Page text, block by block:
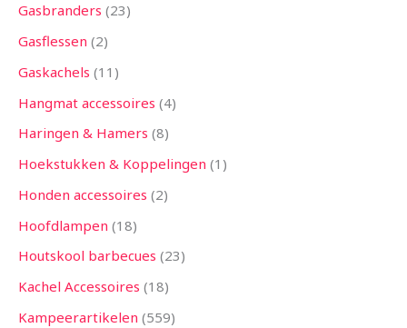
Gasbranders 23
Gasflessen 2
Gaskachels 11
Hangmat accessoires 4
Haringen & Hamers 8
Hoekstukken & Koppelingen 1
Honden accessoires 2
Hoofdlampen 18
Houtskool barbecues 23
Kachel Accessoires 18
Kampeerartikelen 559